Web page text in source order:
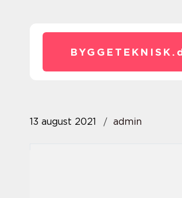
BYGGETEKNISK.
13 august 2021 admin